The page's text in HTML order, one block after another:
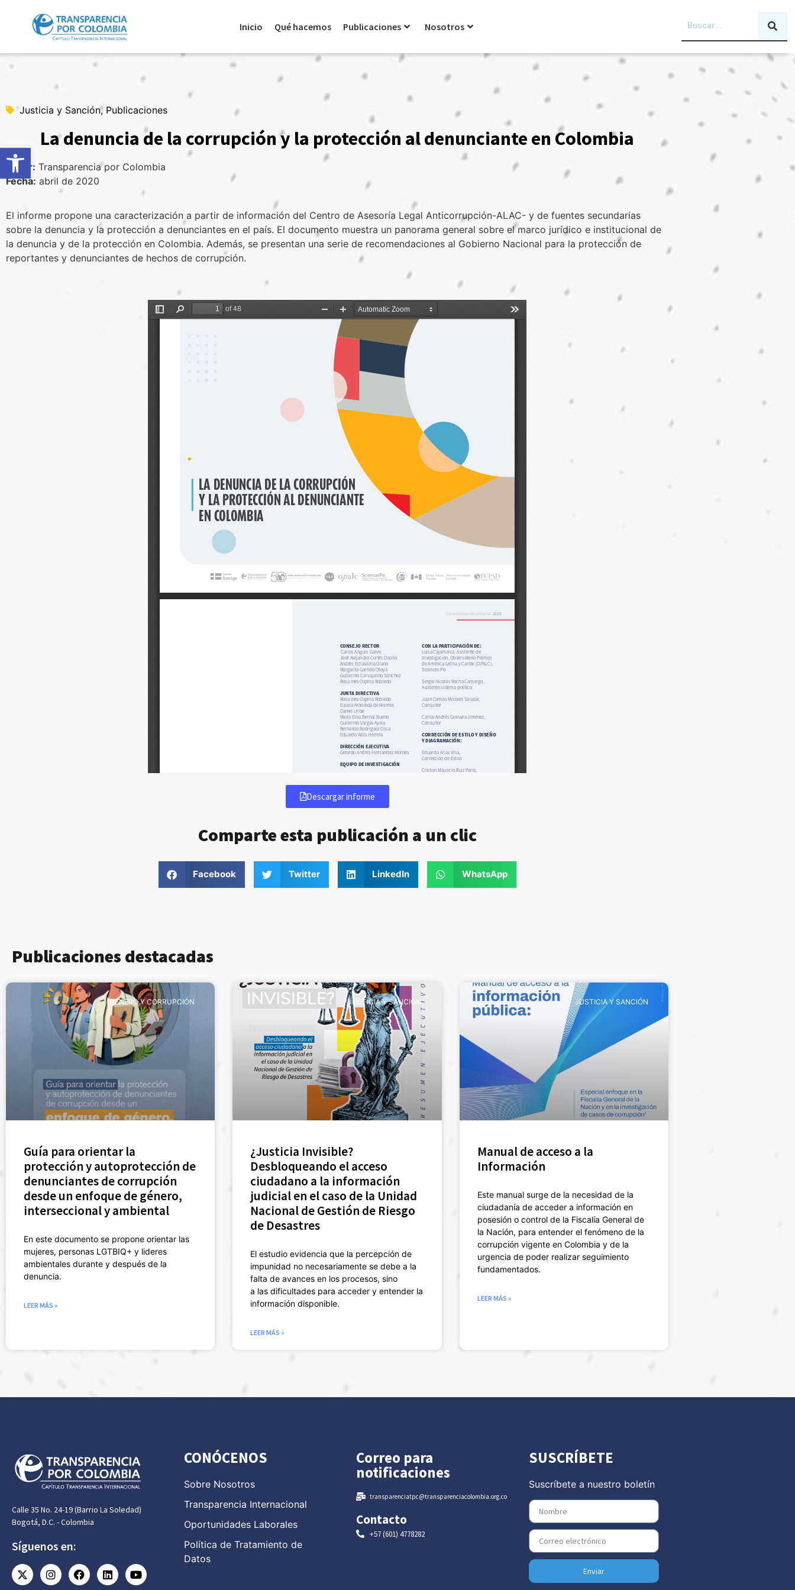
Abrir barra de herramientas
Inicio Qué hacemos Publicaciones Nosotros
Justicia y Sanción, Publicaciones
La denuncia de la corrupción y la protección al denunciante en Colombia
Autor: Transparencia por Colombia
Fecha: abril de 2020
El informe propone una caracterización a partir de información del Centro de Asesoría Legal Anticorrupción-ALAC- y de fuentes secundarias
sobre la denuncia y la protección a denunciantes en el país. El documento muestra un panorama general sobre el marco jurídico e institucional de
la denuncia y de la protección en Colombia. Además, se presentan una serie de recomendaciones al Gobierno Nacional para la protección de
reportantes y denunciantes de hechos de corrupción.
Descargar informe
Comparte esta publicación a un clic
Facebook Twitter LinkedIn WhatsApp
Publicaciones destacadas
GÉNERO Y CORRUPCIÓN
Guía para orientar la
protección y autoprotección de
denunciantes de corrupción
desde un enfoque de género,
interseccional y ambiental
En este documento se propone orientar las
mujeres, personas LGTBIQ+ y lideres
ambientales durante y después de la
denuncia.
LEER MÁS »
JUSTICIA Y SANCIÓN
¿Justicia Invisible?
Desbloqueando el acceso
ciudadano a la información
judicial en el caso de la Unidad
Nacional de Gestión de Riesgo
de Desastres
El estudio evidencia que la percepción de
impunidad no necesariamente se debe a la
falta de avances en los procesos, sino
a las dificultades para acceder y entender la
información disponible.
LEER MÁS »
JUSTICIA Y SANCIÓN
Manual de acceso a la
Información
Este manual surge de la necesidad de la
ciudadanía de acceder a información en
posesión o control de la Fiscalía General de
la Nación, para entender el fenómeno de la
corrupción vigente en Colombia y de la
urgencia de poder realizar seguimiento
fundamentados.
LEER MÁS »
Calle 35 No. 24-19 (Barrio La Soledad)
Bogotá, D.C. - Colombia
Síguenos en:
CONÓCENOS
Sobre Nosotros
Transparencia Internacional
Oportunidades Laborales
Política de Tratamiento de
Datos
Correo para
notificaciones
transparenciatpc@transparenciacolombia.org.co
Contacto
+57 (601) 4778282
SUSCRÍBETE
Suscríbete a nuestro boletín
Enviar